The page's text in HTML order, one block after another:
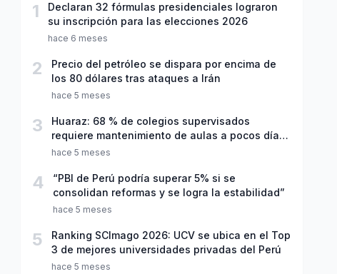
1
Declaran 32 fórmulas presidenciales lograron
su inscripción para las elecciones 2026
hace 6 meses
2
Precio del petróleo se dispara por encima de
los 80 dólares tras ataques a Irán
hace 5 meses
3
Huaraz: 68 % de colegios supervisados
requiere mantenimiento de aulas a pocos días
de inicio del año escolar 2026
hace 5 meses
4
“PBI de Perú podría superar 5% si se
consolidan reformas y se logra la estabilidad”
hace 5 meses
5
Ranking SCImago 2026: UCV se ubica en el Top
3 de mejores universidades privadas del Perú
hace 5 meses